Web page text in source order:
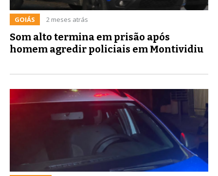
GOIÁS 2 meses atrás
Som alto termina em prisão após
homem agredir policiais em Montividiu